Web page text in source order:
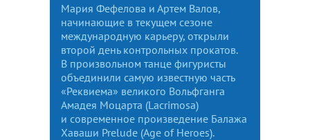
Мария Фефелова и Артем Валов,
начинающие в текущем сезоне
международную карьеру, открыли
второй день контрольных прокатов.
В произвольном танце фигуристы
объединили самую известную часть
«Реквиема» великого Вольфганга
Амадея Моцарта (Lacrimosa)
и современное произведение Балажа
Хаваши Prelude (Age of Heroes).